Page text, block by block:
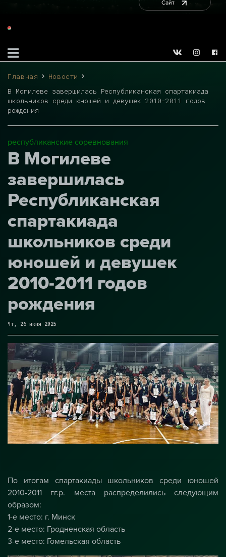
Сайт
Главная
Новости
В Могилеве завершилась Республиканская спартакиада
школьников среди юношей и девушек 2010-2011 годов
рождения
республиканские соревнования
В Могилеве
завершилась
Республиканская
спартакиада
школьников среди
юношей и девушек
2010-2011 годов
рождения
Чт, 26 июня 2025
По итогам спартакиады школьников среди юношей
2010-2011 гг.р. места распределились следующим
образом:
1-е место: г. Минск
2-е место: Гродненская область
3-е место: Гомельская область